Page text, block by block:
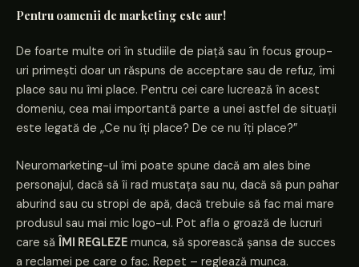
Pentru oamenii de marketing este aur!
De foarte multe ori în studiile de piață sau în focus group-
uri primești doar un răspuns de acceptare sau de refuz, îmi
place sau nu îmi place. Pentru cei care lucrează în acest
domeniu, cea mai importantă parte a unei astfel de situații
este legată de „Ce nu îți place? De ce nu îți place?”
Neuromarketing-ul îmi poate spune dacă am ales bine
personajul, dacă să îi rad mustața sau nu, dacă să pun pahar
aburind sau cu stropi de apă, dacă trebuie să fac mai mare
produsul sau mai mic logo-ul. Pot afla o groază de lucruri
care să ÎMI REGLEZE munca, să sporească șansa de succes
a reclamei pe care o fac. Repet – reglează munca.